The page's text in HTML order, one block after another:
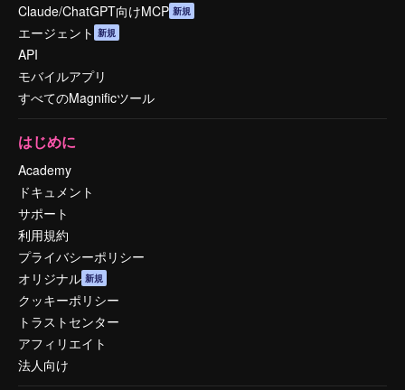
Claude/ChatGPT向けMCP 新規
エージェント 新規
API
モバイルアプリ
すべてのMagnificツール
はじめに
Academy
ドキュメント
サポート
利用規約
プライバシーポリシー
オリジナル 新規
クッキーポリシー
トラストセンター
アフィリエイト
法人向け